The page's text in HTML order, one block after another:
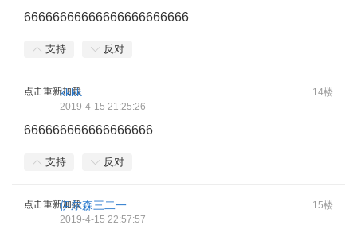
66666666666666666666666
支持 反对
点击重新加载 14楼
kkkk
2019-4-15 21:25:26
666666666666666666
支持 反对
点击重新加载 15楼
伊尔森三二一
2019-4-15 22:57:57